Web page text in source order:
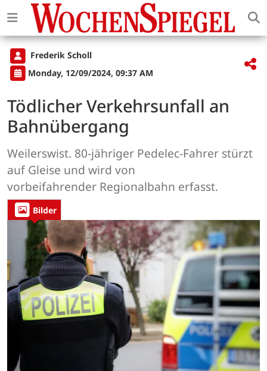
Frederik Scholl
Monday, 12/09/2024, 09:37 AM
Tödlicher Verkehrsunfall an
Bahnübergang
Weilerswist. 80-jähriger Pedelec-Fahrer stürzt
auf Gleise und wird von
vorbeifahrender Regionalbahn erfasst.
Bilder